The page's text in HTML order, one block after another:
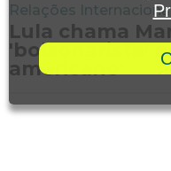
Relações
Lula chama
'bolsonarista'
americano'